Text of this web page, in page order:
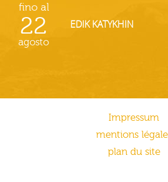
fino al
22
agosto
EDIK KATYKHIN
Impressum
mentions
plan du site